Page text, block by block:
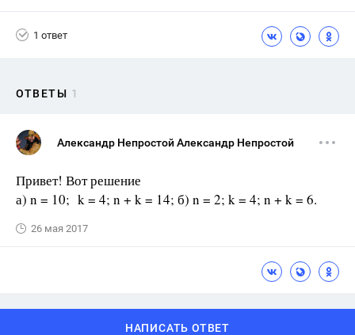
1 ответ
ОТВЕТЫ 1
Александр Непростой Александр Непростой
Привет! Вот решение
а) n = 10; k = 4; n + k = 14; б) n = 2; k = 4; n + k = 6.
26 мая 2017
НАПИСАТЬ ОТВЕТ